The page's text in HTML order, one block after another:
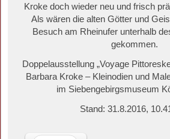
Kroke doch wieder neu und frisch
Als wären die alten Götter und
Besuch am Rheinufer unterhalb
gekommen.
Doppelausstellung „Voyage
Barbara Kroke – Kleinodien und
im Siebengebirgsmuseum
Stand: 31.8.2016,